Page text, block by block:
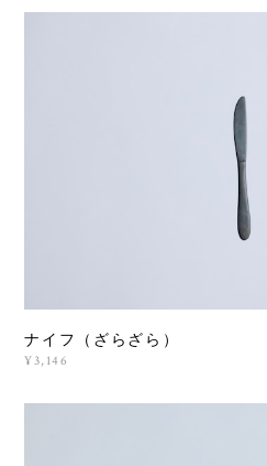
ナイフ（ざらざら）
¥3,146